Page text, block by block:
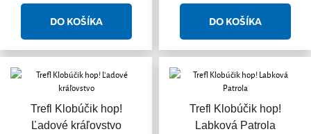
Trefl Klobúčik hop!
Ľadové kráľovstvo
Trefl Klobúčik hop!
Labková Patrola